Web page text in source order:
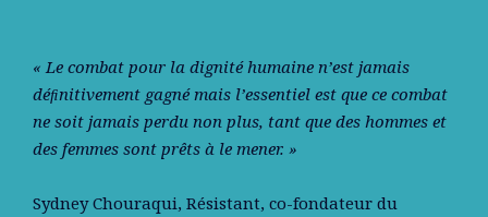
« Le combat pour la dignité humaine n’est jamais
déﬁnitivement gagné mais l’essentiel est que ce combat
ne soit jamais perdu non plus, tant que des hommes et
des femmes sont prêts à le mener. »
Sydney Chouraqui, Résistant, co-fondateur du